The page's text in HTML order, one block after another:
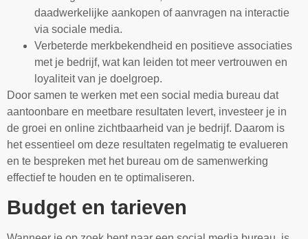
daadwerkelijke aankopen of aanvragen na interactie
via sociale media.
Verbeterde merkbekendheid en positieve associaties
met je bedrijf, wat kan leiden tot meer vertrouwen en
loyaliteit van je doelgroep.
Door samen te werken met een social media bureau dat
aantoonbare en meetbare resultaten levert, investeer je in
de groei en online zichtbaarheid van je bedrijf. Daarom is
het essentieel om deze resultaten regelmatig te evalueren
en te bespreken met het bureau om de samenwerking
effectief te houden en te optimaliseren.
Budget en tarieven